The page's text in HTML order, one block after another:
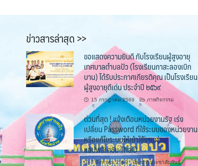
ข่าวสารล่าสุด >>
ขอแสดงความยินดี กับโรงเรียนผู้สูงอายุ
เทศบาลตำบลปัว (โรงเรียนกาสะลองเบิก
บาน) ได้รับประกาศเกียรติคุณ เป็นโรงเรียน
ผู้สูงอายุดีเด่น ประจำปี ๒๕๖๙
15 กรกฎาคม 2569 ภาพกิจกรรม
ด่วนที่สุด ! แจ้งเตือนหน่วยงานรัฐ เร่ง
เปลี่ยน Password ที่ใช้ระบบของหน่วยงาน
หรือแก้ไขระบบให้เข้าใช้งานผ่าน
แอปพลิเคชัน ThaiD
7 สิงหาคม 2569 ข่าวประชาสัมพันธ์